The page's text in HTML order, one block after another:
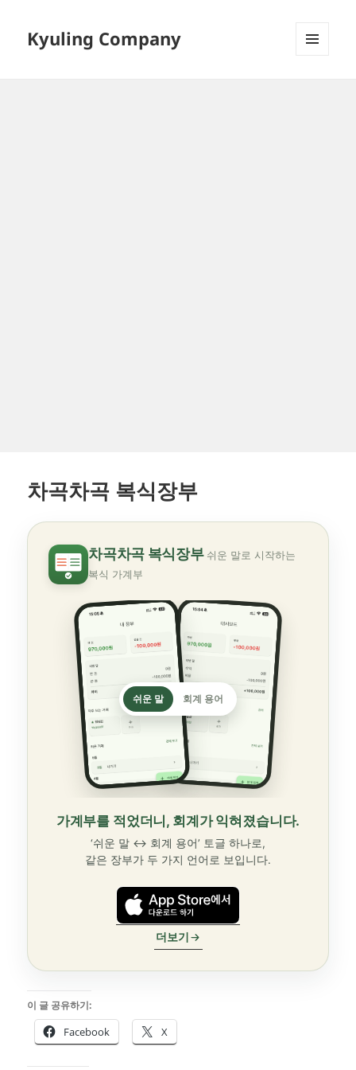
Kyuling Company
차곡차곡 복식장부
차곡차곡 복식장부 쉬운 말로 시작하는
복식 가계부
쉬운 말 회계 용어
가계부를 적었더니, 회계가 익혀졌습니다.
‘쉬운 말 ↔ 회계 용어’ 토글 하나로,
같은 장부가 두 가지 언어로 보입니다.
더보기
이 글 공유하기:
Facebook X